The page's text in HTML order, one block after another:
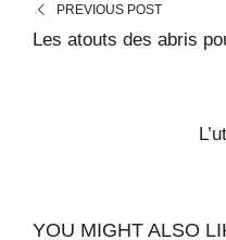
PREVIOUS POST
Les atouts des abris
YOU MIGHT ALSO